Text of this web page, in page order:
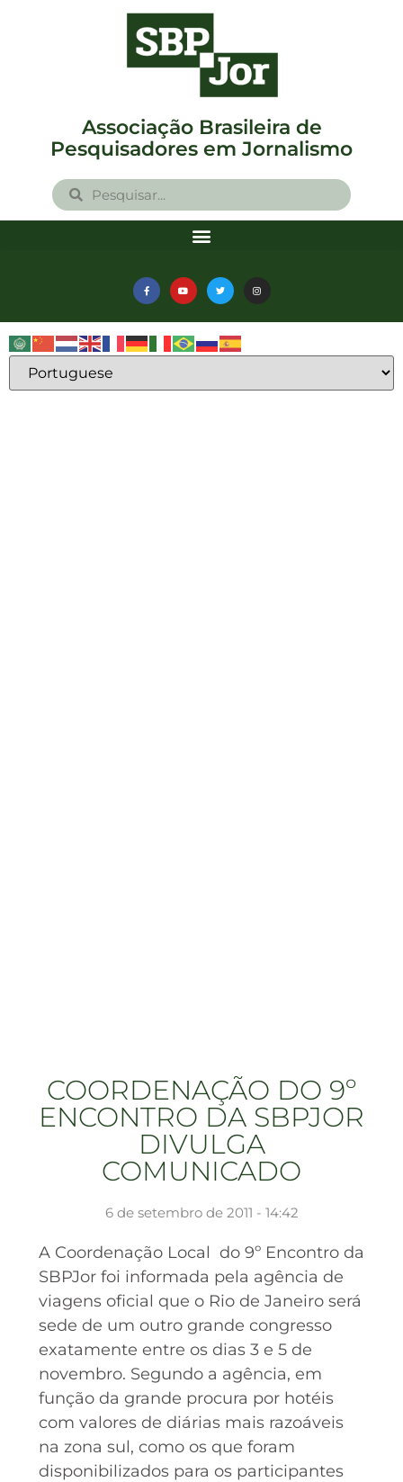
Associação Brasileira de
Pesquisadores em Jornalismo
COORDENAÇÃO DO 9º
ENCONTRO DA SBPJOR
DIVULGA
COMUNICADO
6 de setembro de 2011 - 14:42
A Coordenação Local do 9º Encontro da
SBPJor foi informada pela agência de
viagens oficial que o Rio de Janeiro será
sede de um outro grande congresso
exatamente entre os dias 3 e 5 de
novembro. Segundo a agência, em
função da grande procura por hotéis
com valores de diárias mais razoáveis
na zona sul, como os que foram
disponibilizados para os participantes